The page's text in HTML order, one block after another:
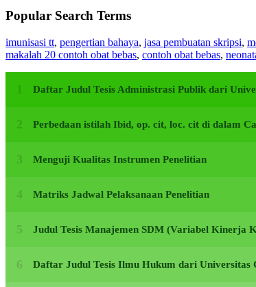
Popular Search Terms
imunisasi tt, pengertian bahaya, jasa pembuatan skripsi,
makalah 20 contoh obat bebas, contoh obat bebas,
Daftar Judul Tesis Administrasi Publik dari
Perbedaan istilah Ibid, op. cit, loc. cit di dalam
Menguji Kualitas Instrumen Penelitian
Matriks Jadwal Pelaksanaan Penelitian
Judul Tesis Manajemen SDM (Variabel Kinerja
Daftar Judul Tesis Ilmu Hukum dari Universitas